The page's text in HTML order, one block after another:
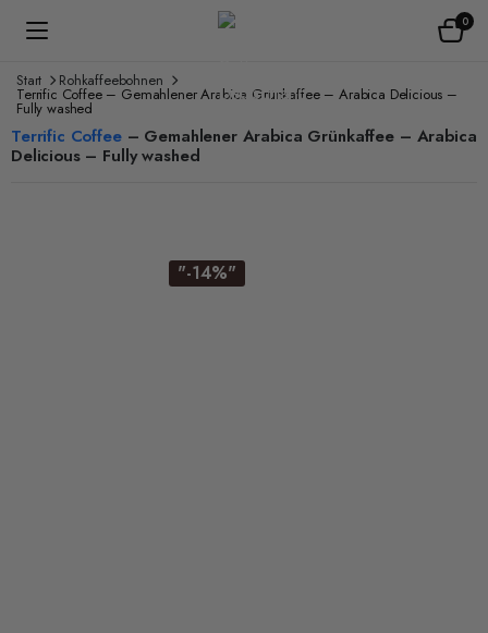
0
Start Rohkaffeebohnen
Terrific Coffee – Gemahlener Arabica Grünkaffee – Arabica Delicious –
Fully washed
Terrific Coffee– Gemahlener Arabica Grünkaffee – Arabica
Delicious – Fully washed
"-14%"